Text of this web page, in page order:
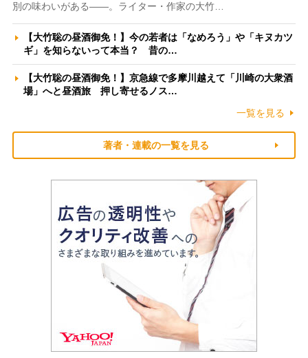
別の味わいがある――。ライター・作家の大竹…
【大竹聡の昼酒御免！】今の若者は「なめろう」や「キヌカツ
ギ」を知らないって本当？ 昔の…
【大竹聡の昼酒御免！】京急線で多摩川越えて「川崎の大衆酒
場」へと昼酒旅 押し寄せるノス…
一覧を見る
著者・連載の一覧を見る